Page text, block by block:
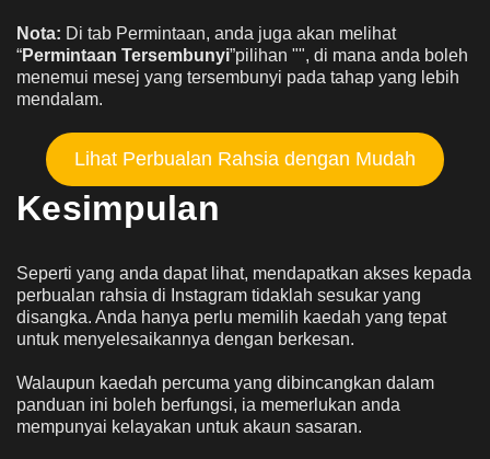
Nota: Di tab Permintaan, anda juga akan melihat
“Permintaan Tersembunyi”pilihan "", di mana anda boleh
menemui mesej yang tersembunyi pada tahap yang lebih
mendalam.
Lihat Perbualan Rahsia dengan Mudah
Kesimpulan
Seperti yang anda dapat lihat, mendapatkan akses kepada
perbualan rahsia di Instagram tidaklah sesukar yang
disangka. Anda hanya perlu memilih kaedah yang tepat
untuk menyelesaikannya dengan berkesan.
Walaupun kaedah percuma yang dibincangkan dalam
panduan ini boleh berfungsi, ia memerlukan anda
mempunyai kelayakan untuk akaun sasaran.